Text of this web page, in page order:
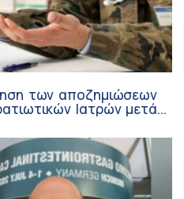
των αποζημιώσεων
Ιατρών μετά